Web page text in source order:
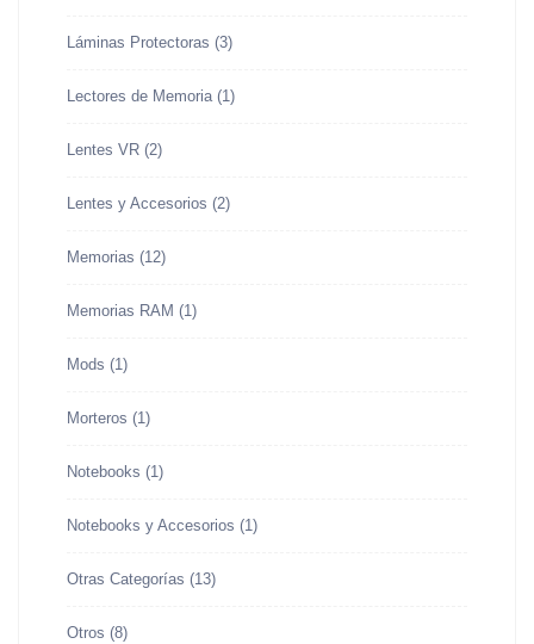
Láminas Protectoras (3)
Lectores de Memoria (1)
Lentes VR (2)
Lentes y Accesorios (2)
Memorias (12)
Memorias RAM (1)
Mods (1)
Morteros (1)
Notebooks (1)
Notebooks y Accesorios (1)
Otras Categorías (13)
Otros (8)